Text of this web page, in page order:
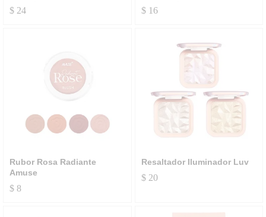
$ 24 $16
Rubor Rosa Radiante
Amuse
$ 8
Resaltador Iluminador Luv
$20